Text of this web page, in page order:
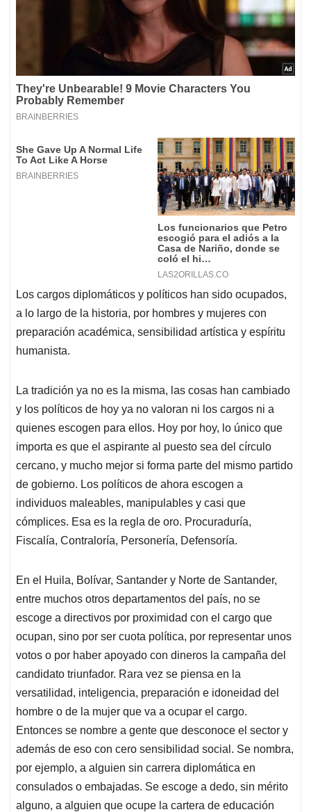
Los cargos diplomáticos y políticos han sido ocupados,
a lo largo de la historia, por hombres y mujeres con
preparación académica, sensibilidad artística y espíritu
humanista.
La tradición ya no es la misma, las cosas han cambiado
y los políticos de hoy ya no valoran ni los cargos ni a
quienes escogen para ellos. Hoy por hoy, lo único que
importa es que el aspirante al puesto sea del círculo
cercano, y mucho mejor si forma parte del mismo partido
de gobierno. Los políticos de ahora escogen a
individuos maleables, manipulables y casi que
cómplices. Esa es la regla de oro. Procuraduría,
Fiscalía, Contraloría, Personería, Defensoría.
En el Huila, Bolívar, Santander y Norte de Santander,
entre muchos otros departamentos del país, no se
escoge a directivos por proximidad con el cargo que
ocupan, sino por ser cuota política, por representar unos
votos o por haber apoyado con dineros la campaña del
candidato triunfador. Rara vez se piensa en la
versatilidad, inteligencia, preparación e idoneidad del
hombre o de la mujer que va a ocupar el cargo.
Entonces se nombre a gente que desconoce el sector y
además de eso con cero sensibilidad social. Se nombra,
por ejemplo, a alguien sin carrera diplomática en
consulados o embajadas. Se escoge a dedo, sin mérito
alguno, a alguien que ocupe la cartera de educación